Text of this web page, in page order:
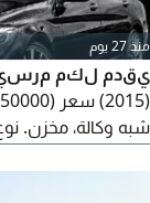
منذ 27 يوم